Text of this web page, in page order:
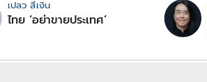
เปลว สีเงิน
ไทย ‘อย่าขายประเทศ’